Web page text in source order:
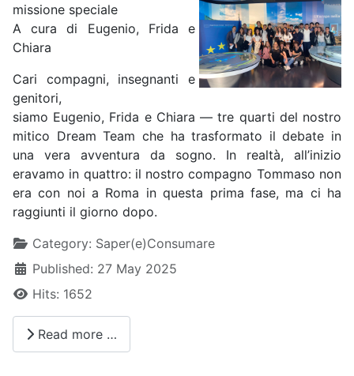
missione speciale
A cura di Eugenio, Frida e
Chiara
Cari compagni, insegnanti e
genitori,
siamo Eugenio, Frida e Chiara — tre quarti del nostro
mitico Dream Team che ha trasformato il debate in
una vera avventura da sogno. In realtà, all’inizio
eravamo in quattro: il nostro compagno Tommaso non
era con noi a Roma in questa prima fase, ma ci ha
raggiunti il giorno dopo.
DetailsCategory: Saper(e)Consumare
Published: 27 May 2025
Hits: 1652
Read more …